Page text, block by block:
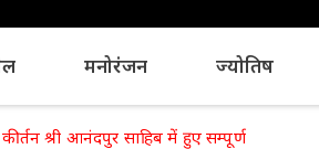
मनोरंजन ज्योतिष
श्री आनंदपुर साहिब में हुए सम्पूर्ण